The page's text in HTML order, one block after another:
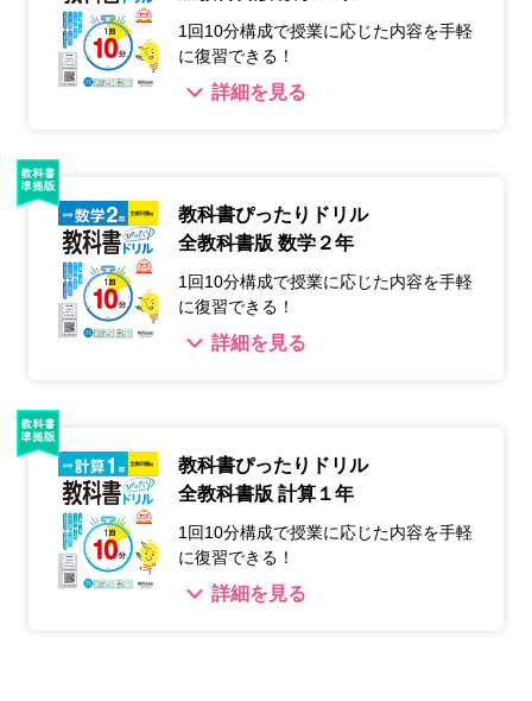
1回10分構成で授業に応じた内容を手軽
に復習できる！
詳細を見る
教科書ぴったりドリル
全教科書版 数学２年
1回10分構成で授業に応じた内容を手軽
に復習できる！
詳細を見る
教科書ぴったりドリル
全教科書版 計算１年
1回10分構成で授業に応じた内容を手軽
に復習できる！
詳細を見る